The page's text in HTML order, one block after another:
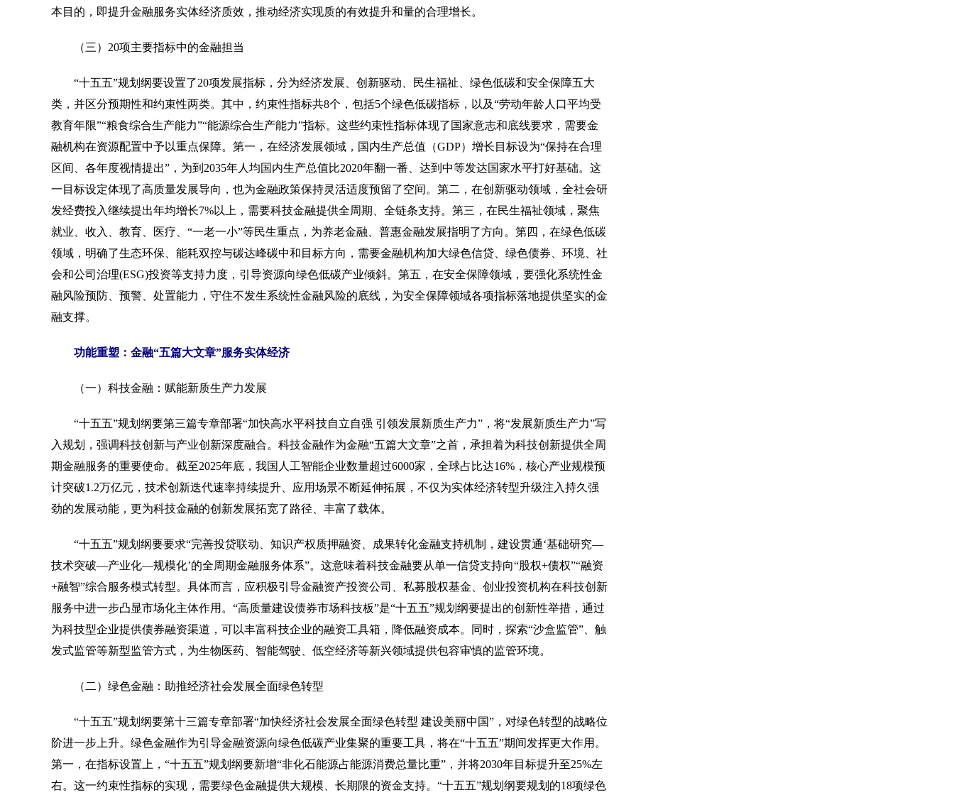
本目的，即提升金融服务实体经济质效，推动经济实现质的有效提升和量的合理增长。
（三）20项主要指标中的金融担当
“十五五”规划纲要设置了20项发展指标，分为经济发展、创新驱动、民生福祉、绿色低碳和安全保障五大
类，并区分预期性和约束性两类。其中，约束性指标共8个，包括5个绿色低碳指标，以及“劳动年龄人口平均受
教育年限”“粮食综合生产能力”“能源综合生产能力”指标。这些约束性指标体现了国家意志和底线要求，需要金
融机构在资源配置中予以重点保障。第一，在经济发展领域，国内生产总值（GDP）增长目标设为“保持在合理
区间、各年度视情提出”，为到2035年人均国内生产总值比2020年翻一番、达到中等发达国家水平打好基础。这
一目标设定体现了高质量发展导向，也为金融政策保持灵活适度预留了空间。第二，在创新驱动领域，全社会研
发经费投入继续提出年均增长7%以上，需要科技金融提供全周期、全链条支持。第三，在民生福祉领域，聚焦
就业、收入、教育、医疗、“一老一小”等民生重点，为养老金融、普惠金融发展指明了方向。第四，在绿色低碳
领域，明确了生态环保、能耗双控与碳达峰碳中和目标方向，需要金融机构加大绿色信贷、绿色债券、环境、社
会和公司治理(ESG)投资等支持力度，引导资源向绿色低碳产业倾斜。第五，在安全保障领域，要强化系统性金
融风险预防、预警、处置能力，守住不发生系统性金融风险的底线，为安全保障领域各项指标落地提供坚实的金
融支撑。
功能重塑：金融“五篇大文章”服务实体经济
（一）科技金融：赋能新质生产力发展
“十五五”规划纲要第三篇专章部署“加快高水平科技自立自强 引领发展新质生产力”，将“发展新质生产力”写
入规划，强调科技创新与产业创新深度融合。科技金融作为金融“五篇大文章”之首，承担着为科技创新提供全周
期金融服务的重要使命。截至2025年底，我国人工智能企业数量超过6000家，全球占比达16%，核心产业规模预
计突破1.2万亿元，技术创新迭代速率持续提升、应用场景不断延伸拓展，不仅为实体经济转型升级注入持久强
劲的发展动能，更为科技金融的创新发展拓宽了路径、丰富了载体。
“十五五”规划纲要要求“完善投贷联动、知识产权质押融资、成果转化金融支持机制，建设贯通‘基础研究—
技术突破—产业化—规模化’的全周期金融服务体系”。这意味着科技金融要从单一信贷支持向“股权+债权”“融资
+融智”综合服务模式转型。具体而言，应积极引导金融资产投资公司、私募股权基金、创业投资机构在科技创新
服务中进一步凸显市场化主体作用。“高质量建设债券市场科技板”是“十五五”规划纲要提出的创新性举措，通过
为科技型企业提供债券融资渠道，可以丰富科技企业的融资工具箱，降低融资成本。同时，探索“沙盒监管”、触
发式监管等新型监管方式，为生物医药、智能驾驶、低空经济等新兴领域提供包容审慎的监管环境。
（二）绿色金融：助推经济社会发展全面绿色转型
“十五五”规划纲要第十三篇专章部署“加快经济社会发展全面绿色转型 建设美丽中国”，对绿色转型的战略位
阶进一步上升。绿色金融作为引导金融资源向绿色低碳产业集聚的重要工具，将在“十五五”期间发挥更大作用。
第一，在指标设置上，“十五五”规划纲要新增“非化石能源占能源消费总量比重”，并将2030年目标提升至25%左
右。这一约束性指标的实现，需要绿色金融提供大规模、长期限的资金支持。“十五五”规划纲要规划的18项绿色